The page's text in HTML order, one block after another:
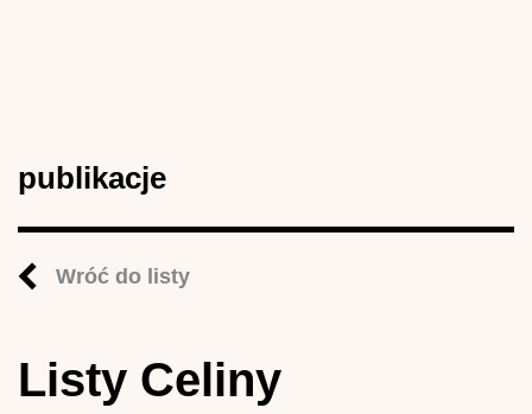
publikacje
Wróć do listy
Listy Celiny